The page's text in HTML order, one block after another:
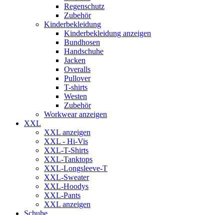
Regenschutz
Zubehör
Kinderbekleidung
Kinderbekleidung anzeigen
Bundhosen
Handschuhe
Jacken
Overalls
Pullover
T-shirts
Westen
Zubehör
Workwear anzeigen
XXL
XXL anzeigen
XXL - Hi-Vis
XXL-T-Shirts
XXL-Tanktops
XXL-Longsleeve-T
XXL-Sweater
XXL-Hoodys
XXL-Pants
XXL anzeigen
Schuhe